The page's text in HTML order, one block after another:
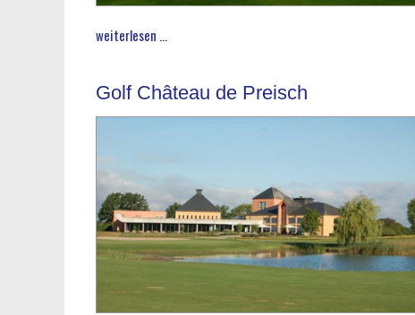
weiterlesen ...
Golf Château de Preisch